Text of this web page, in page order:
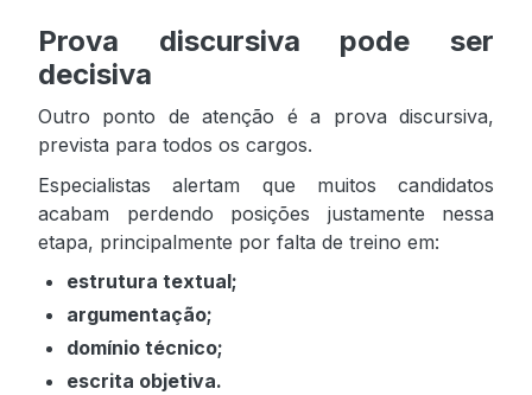
Prova discursiva pode ser
decisiva
Outro ponto de atenção é a prova discursiva,
prevista para todos os cargos.
Especialistas alertam que muitos candidatos
acabam perdendo posições justamente nessa
etapa, principalmente por falta de treino em:
estrutura textual;
argumentação;
domínio técnico;
escrita objetiva.